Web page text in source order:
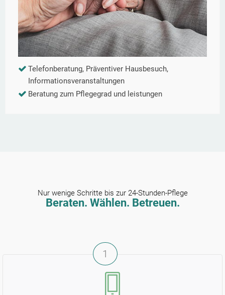
Telefonberatung, Präventiver Hausbesuch,
Informationsveranstaltungen
Beratung zum Pflegegrad und leistungen
Nur wenige Schritte bis zur 24-Stunden-Pflege
Beraten. Wählen. Betreuen.
1